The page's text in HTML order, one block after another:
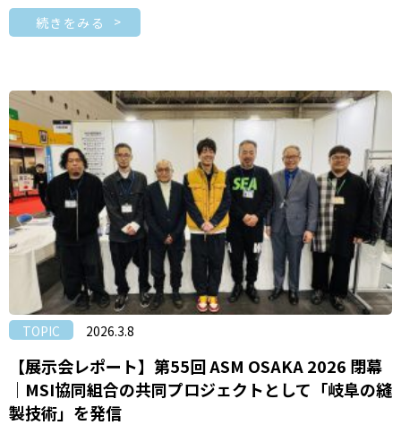
続きをみる
TOPIC 2026.3.8
【展示会レポート】第55回 ASM OSAKA 2026 閉幕
｜MSI協同組合の共同プロジェクトとして「岐阜の縫
製技術」を発信